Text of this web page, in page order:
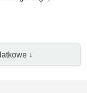
↓